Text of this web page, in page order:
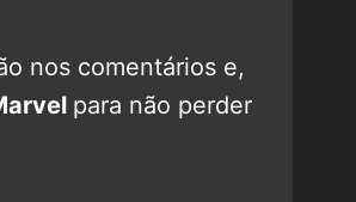
nos comentários e,
para não perder